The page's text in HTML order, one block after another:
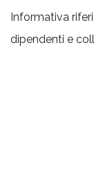
Informativa
dipendenti e